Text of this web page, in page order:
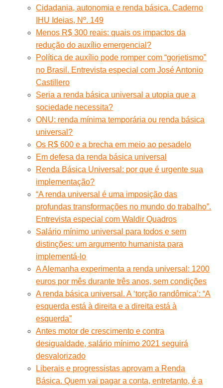
Cidadania, autonomia e renda básica. Caderno
IHU Ideias, Nº. 149
Menos R$ 300 reais: quais os impactos da
redução do auxílio emergencial?
Política de auxílio pode romper com “gorjetismo”
no Brasil. Entrevista especial com José Antonio
Castillero
Seria a renda básica universal a utopia que a
sociedade necessita?
ONU: renda mínima temporária ou renda básica
universal?
Os R$ 600 e a brecha em meio ao pesadelo
Em defesa da renda básica universal
Renda Básica Universal: por que é urgente sua
implementação?
“A renda universal é uma imposição das
profundas transformações no mundo do trabalho”.
Entrevista especial com Waldir Quadros
Salário mínimo universal para todos e sem
distinções: um argumento humanista para
implementá-lo
A Alemanha experimenta a renda universal: 1200
euros por mês durante três anos, sem condições
A renda básica universal. A ‘torção randômica’: “A
esquerda está à direita e a direita está à
esquerda”
Antes motor de crescimento e contra
desigualdade, salário mínimo 2021 seguirá
desvalorizado
Liberais e progressistas aprovam a Renda
Básica. Quem vai pagar a conta, entretanto, é a